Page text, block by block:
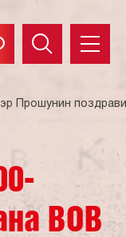
Прошунин
ВОВ